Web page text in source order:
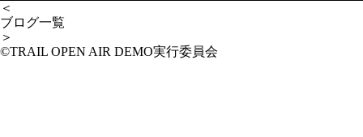
＜
ブログ一覧
＞
©︎TRAIL OPEN AIR DEMO実行委員会